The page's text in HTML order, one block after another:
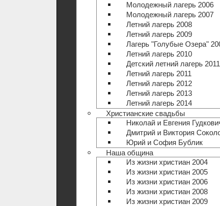
Молодежный лагерь 2006
Молодежный лагерь 2007
Летний лагерь 2008
Летний лагерь 2009
Лагерь "Голубые Озера"
Летний лагерь 2010
Детский летний лагерь 2011
Летний лагерь 2011
Летний лагерь 2012
Летний лагерь 2013
Летний лагерь 2014
Христианские свадьбы
Николай и Евгения
Дмитрий и Виктория
Юрий и София Бублик
Наша община
Из жизни христиан 2004
Из жизни христиан 2005
Из жизни христиан 2006
Из жизни христиан 2008
Из жизни христиан 2009